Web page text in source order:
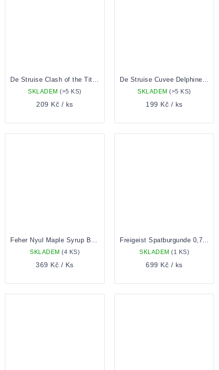
De Struise Clash of the Titans - Grand Reserva 0,33 Lahev
SKLADEM(>5 KS)
209 Kč / ks
De Struise Cuvee Delphine 0,33 lahev
SKLADEM(>5 KS)
199 Kč / ks
Feher Nyul Maple Syrup Barrel Aged Imeperial Stout 0,33 Lahev
SKLADEM (4 KS)
369 Kč / Ks
Freigeist Spatburgunde 0,75 Lahev
SKLADEM (1 KS)
699 Kč / ks